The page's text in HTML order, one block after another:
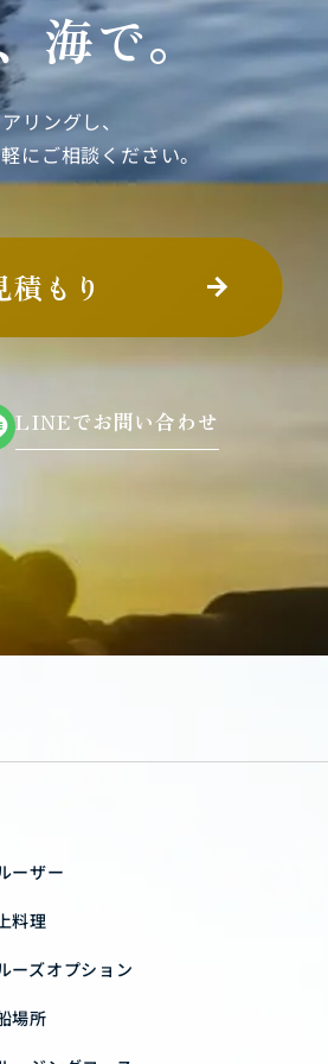
海で。
リングし、
にご相談ください。
もり
LINEでお問い合わせ
ーザー
料理
ーズオプション
場所